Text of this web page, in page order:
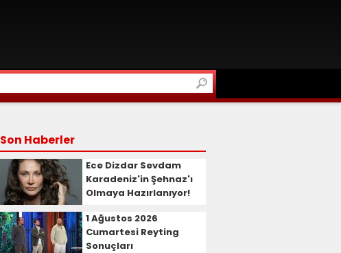
Son Haberler
Ece Dizdar Sevdam
Karadeniz'in Şehnaz'ı
Olmaya Hazırlanıyor!
1 Ağustos 2026
Cumartesi Reyting
Sonuçları